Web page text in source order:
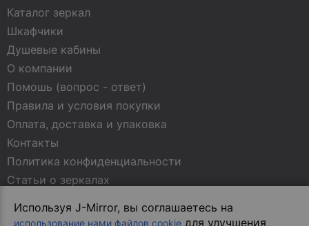
Используя J-Mirror, вы соглашаетесь на
использование нами файлов cookie для улучшения
Каталог зеркал
Шкафчики
Душевые кабины
О компании
Помошь (вопрос - ответ)
Правила и условия покупки
Оплата, доставка и упаковка
Контакты
Политика конфиденциальности
Статьи о зеркалах
МЫ В СОЦСЕТЯХ